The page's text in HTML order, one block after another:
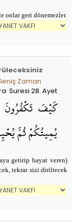
onlar geri dönemezler.
Zaman
Suresi 28. Ayet
كَيْفَ تَكْفُرُونَ
يُمِيتُكُمْ ثُمَّ
getirip hayat veren)
tekrar sizi diriltecek